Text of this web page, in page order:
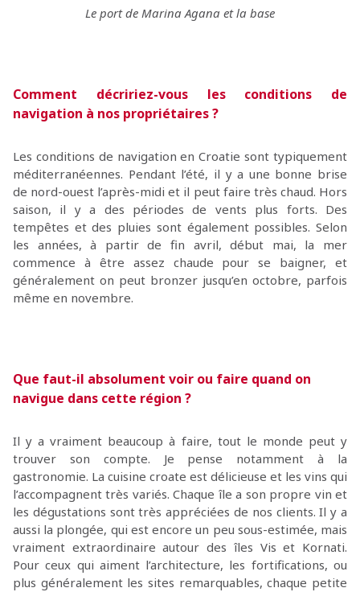
Le port de Marina Agana et la base
Comment décririez-vous les conditions de
navigation à nos propriétaires ?
Les conditions de navigation en Croatie sont typiquement
méditerranéennes. Pendant l’été, il y a une bonne brise
de nord-ouest l’après-midi et il peut faire très chaud. Hors
saison, il y a des périodes de vents plus forts. Des
tempêtes et des pluies sont également possibles. Selon
les années, à partir de fin avril, début mai, la mer
commence à être assez chaude pour se baigner, et
généralement on peut bronzer jusqu’en octobre, parfois
même en novembre.
Que faut-il absolument voir ou faire quand on
navigue dans cette région ?
Il y a vraiment beaucoup à faire, tout le monde peut y
trouver son compte. Je pense notamment à la
gastronomie. La cuisine croate est délicieuse et les vins qui
l’accompagnent très variés. Chaque île a son propre vin et
les dégustations sont très appréciées de nos clients. Il y a
aussi la plongée, qui est encore un peu sous-estimée, mais
vraiment extraordinaire autour des îles Vis et Kornati.
Pour ceux qui aiment l’architecture, les fortifications, ou
plus généralement les sites remarquables, chaque petite